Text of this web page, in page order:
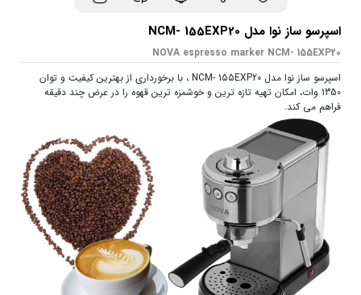
اسپرسو ساز نوا مدل NCM- 155EXP20
NOVA espresso marker NCM- 155EXP20
اسپرسو ساز نوا مدل NCM- 155EXP20 ، با برخورداری از بهترین کیفیت و توان
1350 وات، امکان تهیه تازه ترین و خوشمزه ترین قهوه را در عرض چند دقیقه
فراهم می کند.